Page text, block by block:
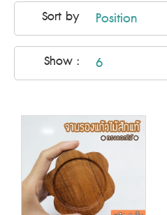
Sort by
Show :